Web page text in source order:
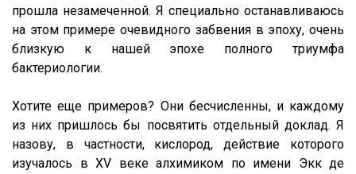
прошла незамеченной. Я специально останавливаюсь
на этом примере очевидного забвения в эпоху, очень
близкую к нашей эпохе полного триумфа
бактериологии.
Хотите еще примеров? Они бесчисленны, и каждому
из них пришлось бы посвятить отдельный доклад. Я
назову, в частности, кислород, действие которого
изучалось в XV веке алхимиком по имени Экк де